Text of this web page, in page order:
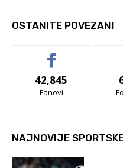
OSTANITE POVEZANI
42,845
Fanovi
NAJNOVIJE